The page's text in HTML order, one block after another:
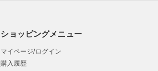
ショッピングメニュー
マイページ/ログイン
購入履歴